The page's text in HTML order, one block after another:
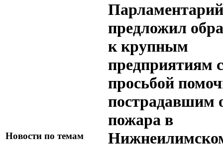
Новости по темам
Парламентарий
предложил
к крупным
предприятиям с
просьбой
пострадавшим
пожара в